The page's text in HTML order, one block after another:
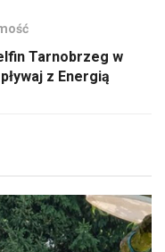
Tarnobrzeg w
z Energią